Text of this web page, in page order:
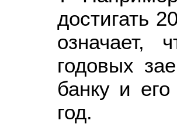
достигать
означает,
годовых
банку и
год.